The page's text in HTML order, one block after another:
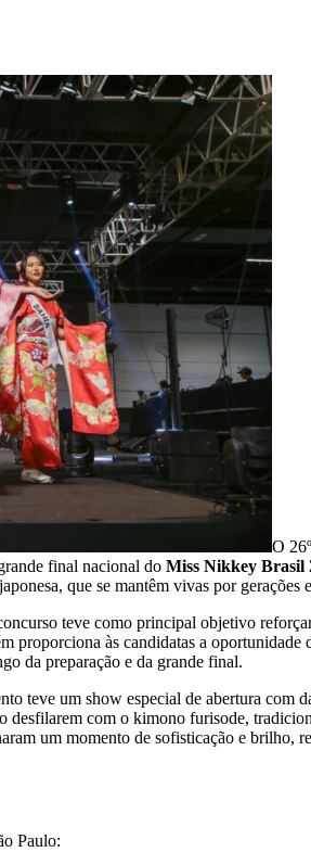
O
final nacional do Miss Nikkey Brasil
que se mantêm vivas por gerações
teve como principal objetivo
proporciona às candidatas a
da preparação e da grande final.
teve um show especial de abertura
desfilarem com o kimono furisode,
um momento de sofisticação e
Paulo: